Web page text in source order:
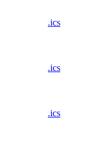
.ics
.ics
.ics